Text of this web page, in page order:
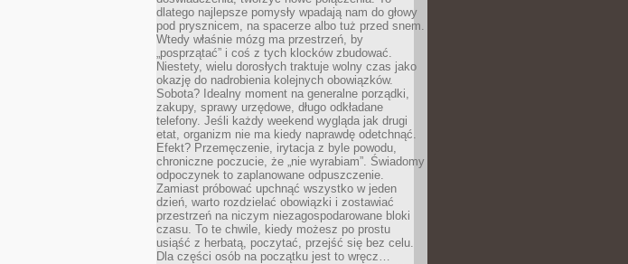
dlatego najlepsze pomysły wpadają nam do głowy
pod prysznicem, na spacerze albo tuż przed snem.
Wtedy właśnie mózg ma przestrzeń, by
„posprzątać” i coś z tych klocków zbudować.
Niestety, wielu dorosłych traktuje wolny czas jako
okazję do nadrobienia kolejnych obowiązków.
Sobota? Idealny moment na generalne porządki,
zakupy, sprawy urzędowe, długo odkładane
telefony. Jeśli każdy weekend wygląda jak drugi
etat, organizm nie ma kiedy naprawdę odetchnąć.
Efekt? Przemęczenie, irytacja z byle powodu,
chroniczne poczucie, że „nie wyrabiam”. Świadomy
odpoczynek to zaplanowane odpuszczenie.
Zamiast próbować upchnąć wszystko w jeden
dzień, warto rozdzielać obowiązki i zostawiać
przestrzeń na niczym niezagospodarowane bloki
czasu. To te chwile, kiedy możesz po prostu
usiąść z herbatą, poczytać, przejść się bez celu.
Dla części osób na początku jest to wręcz…